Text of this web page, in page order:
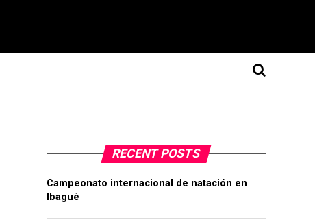
RECENT POSTS
Campeonato internacional de natación en
Ibagué